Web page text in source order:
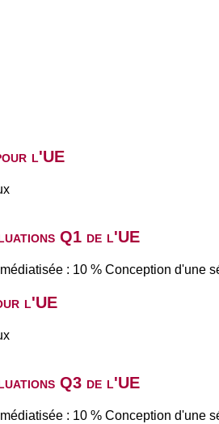
l'UE
Q1 de l'UE
: 10 % Conception d'une
l'UE
Q3 de l'UE
: 10 % Conception d'une